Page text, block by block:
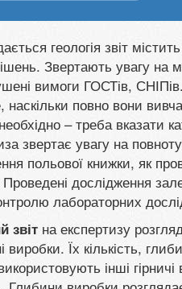
геологія звіт
Звертають увагу на
вимоги ГОСТів,
повно вони
– треба вказати
звертає увагу на
польової книжки, як
Проведені дослідження
лабораторних
звіт на експертизу
Їх кількість,
інші